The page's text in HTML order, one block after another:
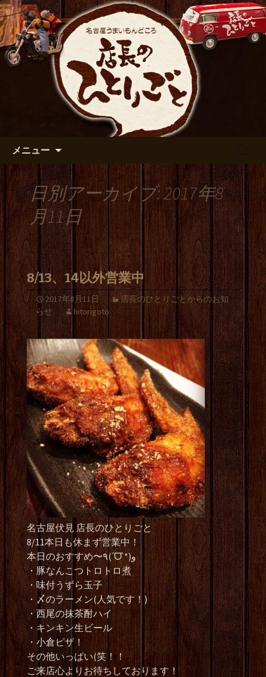
名古屋市伏見の居酒屋【店長の
ひとりごと】のブログ
出張や観光に名古屋めしがおすすめで
す
メニュー
日別アーカイブ: 2017年8
月11日
8/13、14以外営業中
2017年8月11日
店長のひとりごとからのお知
らせ
hitorigoto
名古屋伏見 店長のひとりごと
8/11本日も休まず営業中！
本日のおすすめ〜٩(ˊᗜˋ*)و
・豚なんこつトロトロ煮
・味付うずら玉子
・〆のラーメン(人気です！)
・西尾の抹茶酎ハイ
・キンキン生ビール
・小倉ピザ！
その他いっぱい(笑！！
ご来店心よりお待ちしております！